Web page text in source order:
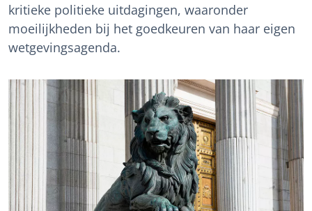
kritieke politieke uitdagingen, waaronder
moeilijkheden bij het goedkeuren van haar eigen
wetgevingsagenda.